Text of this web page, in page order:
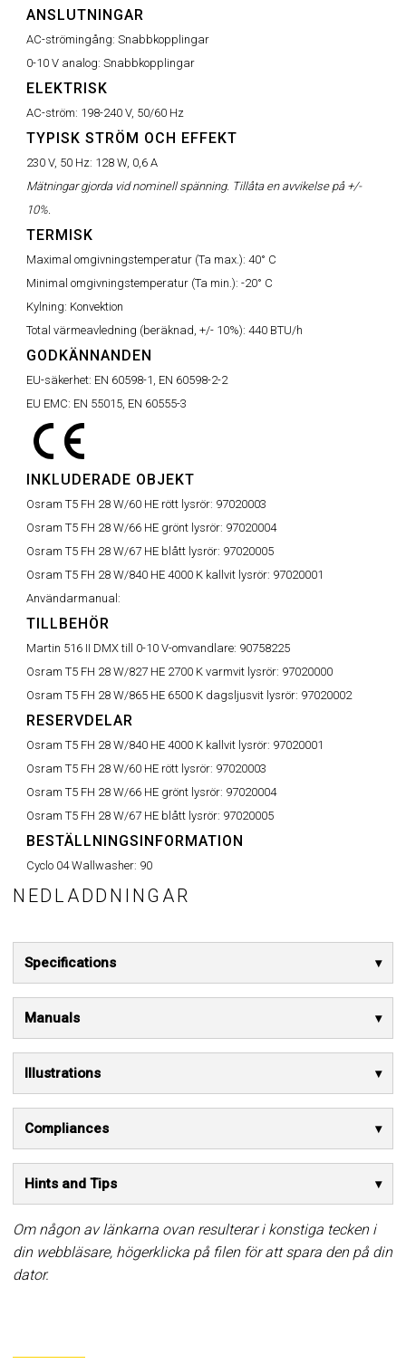
ANSLUTNINGAR
AC-strömingång: Snabbkopplingar
0-10 V analog: Snabbkopplingar
ELEKTRISK
AC-ström: 198-240 V, 50/60 Hz
TYPISK STRÖM OCH EFFEKT
230 V, 50 Hz: 128 W, 0,6 A
Mätningar gjorda vid nominell spänning. Tillåta en avvikelse på +/-
10%.
TERMISK
Maximal omgivningstemperatur (Ta max.): 40° C
Minimal omgivningstemperatur (Ta min.): -20° C
Kylning: Konvektion
Total värmeavledning (beräknad, +/- 10%): 440 BTU/h
GODKÄNNANDEN
EU-säkerhet: EN 60598-1, EN 60598-2-2
EU EMC: EN 55015, EN 60555-3
INKLUDERADE OBJEKT
Osram T5 FH 28 W/60 HE rött lysrör: 97020003
Osram T5 FH 28 W/66 HE grönt lysrör: 97020004
Osram T5 FH 28 W/67 HE blått lysrör: 97020005
Osram T5 FH 28 W/840 HE 4000 K kallvit lysrör: 97020001
Användarmanual:
TILLBEHÖR
Martin 516 II DMX till 0-10 V-omvandlare: 90758225
Osram T5 FH 28 W/827 HE 2700 K varmvit lysrör: 97020000
Osram T5 FH 28 W/865 HE 6500 K dagsljusvit lysrör: 97020002
RESERVDELAR
Osram T5 FH 28 W/840 HE 4000 K kallvit lysrör: 97020001
Osram T5 FH 28 W/60 HE rött lysrör: 97020003
Osram T5 FH 28 W/66 HE grönt lysrör: 97020004
Osram T5 FH 28 W/67 HE blått lysrör: 97020005
BESTÄLLNINGSINFORMATION
Cyclo 04 Wallwasher: 90
NEDLADDNINGAR
Specifications
Manuals
Illustrations
Compliances
Hints and Tips
Om någon av länkarna ovan resulterar i konstiga tecken i
din webbläsare, högerklicka på filen för att spara den på din
dator.